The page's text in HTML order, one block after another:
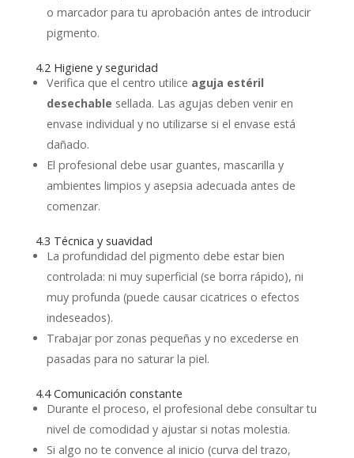
o marcador para tu aprobación antes de introducir
pigmento.
4.2 Higiene y seguridad
Verifica que el centro utilice aguja estéril
desechable sellada. Las agujas deben venir en
envase individual y no utilizarse si el envase está
dañado.
El profesional debe usar guantes, mascarilla y
ambientes limpios y asepsia adecuada antes de
comenzar.
4.3 Técnica y suavidad
La profundidad del pigmento debe estar bien
controlada: ni muy superficial (se borra rápido), ni
muy profunda (puede causar cicatrices o efectos
indeseados).
Trabajar por zonas pequeñas y no excederse en
pasadas para no saturar la piel.
4.4 Comunicación constante
Durante el proceso, el profesional debe consultar tu
nivel de comodidad y ajustar si notas molestia.
Si algo no te convence al inicio (curva del trazo,